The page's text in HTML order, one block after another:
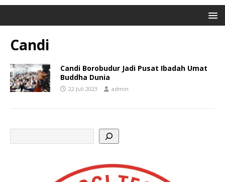
Candi
Candi Borobudur Jadi Pusat Ibadah Umat
Buddha Dunia
22 Juli 2023 admin